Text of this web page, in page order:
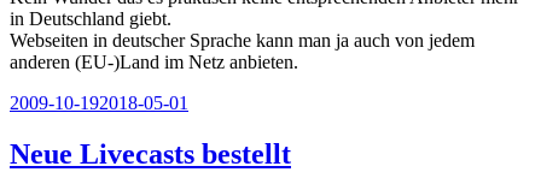
in Deutschland giebt.
Webseiten in deutscher Sprache kann man ja auch von jedem
anderen (EU-)Land im Netz anbieten.
Veröffentlicht
2009-10-192018-05-01
Neue Livecasts bestellt